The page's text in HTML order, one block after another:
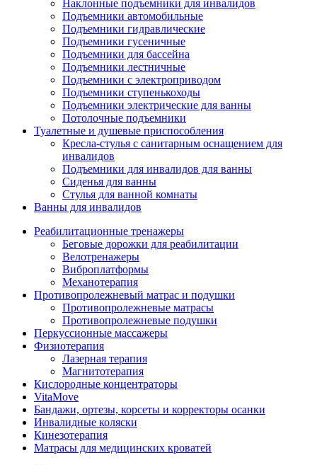
Наклонные подъемники для инвалидов
Подъемники автомобильные
Подъемники гидравлические
Подъемники гусеничные
Подъемники для бассейна
Подъемники лестничные
Подъемники с электроприводом
Подъемники ступенькоходы
Подъемники электрические для ванны
Потолочные подъемники
Туалетные и душевые приспособления
Кресла-стулья с санитарным оснащением для
инвалидов
Подъемники для инвалидов для ванны
Сиденья для ванны
Стулья для ванной комнаты
Ванны для инвалидов
Реабилитационные тренажеры
Беговые дорожки для реабилитации
Велотренажеры
Виброплатформы
Механотерапия
Противопролежневый матрас и подушки
Противопролежневые матрасы
Противопролежневые подушки
Перкуссионные массажеры
Физиотерапия
Лазерная терапия
Магнитотерапия
Кислородные концентраторы
VitaMove
Бандажи, ортезы, корсеты и корректоры осанки
Инвалидные коляски
Кинезотерапия
Матрасы для медицинских кроватей